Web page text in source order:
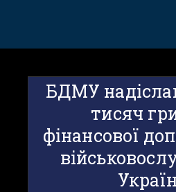
БДМУ
тисяч
фінансової